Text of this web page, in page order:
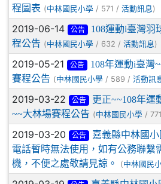
程圖表 (中林國民小學 / 571 / 活動訊息 )
2019-06-14 公告
108運動i臺灣羽
程公告 (中林國民小學 / 632 / 活動訊息 )
2019-05-21 公告
108年運動i臺灣
賽程公告 (中林國民小學 / 589 / 活動訊
2019-03-22 公告
更正~~108年運
~~大林場賽程公告 (中林國民小學 /
2019-03-20 公告
嘉義縣中林國
電話暫時無法使用，如有公務聯繫
機，不便之處敬請見諒。
(中林國民